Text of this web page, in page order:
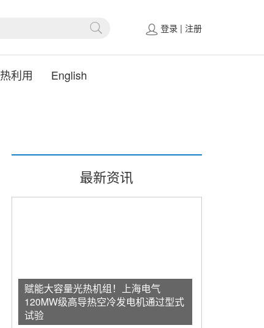
登录 | 注册
热利用 English
最新资讯
赋能大容量光热机组！上海电气
120MW级高导热空冷发电机通过型式
试验